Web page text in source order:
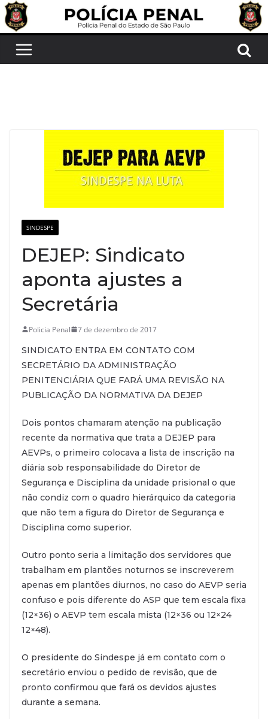
Pular
para
conteúdo
SINDESPE
DEJEP: Sindicato
aponta ajustes a
Secretária
Policia Penal 7 de dezembro de 2017
SINDICATO ENTRA EM CONTATO COM
SECRETÁRIO DA ADMINISTRAÇÃO
PENITENCIÁRIA QUE FARÁ UMA REVISÃO NA
PUBLICAÇÃO DA NORMATIVA DA DEJEP
Dois pontos chamaram atenção na publicação
recente da normativa que trata a DEJEP para
AEVPs, o primeiro colocava a lista de inscrição na
diária sob responsabilidade do Diretor de
Segurança e Disciplina da unidade prisional o que
não condiz com o quadro hierárquico da categoria
que não tem a figura do Diretor de Segurança e
Disciplina como superior.
Outro ponto seria a limitação dos servidores que
trabalham em plantões noturnos se inscreverem
apenas em plantões diurnos, no caso do AEVP seria
confuso e pois diferente do ASP que tem escala fixa
(12×36) o AEVP tem escala mista (12×36 ou 12×24
12×48).
O presidente do Sindespe já em contato com o
secretário enviou o pedido de revisão, que de
pronto confirmou que fará os devidos ajustes
durante a semana.